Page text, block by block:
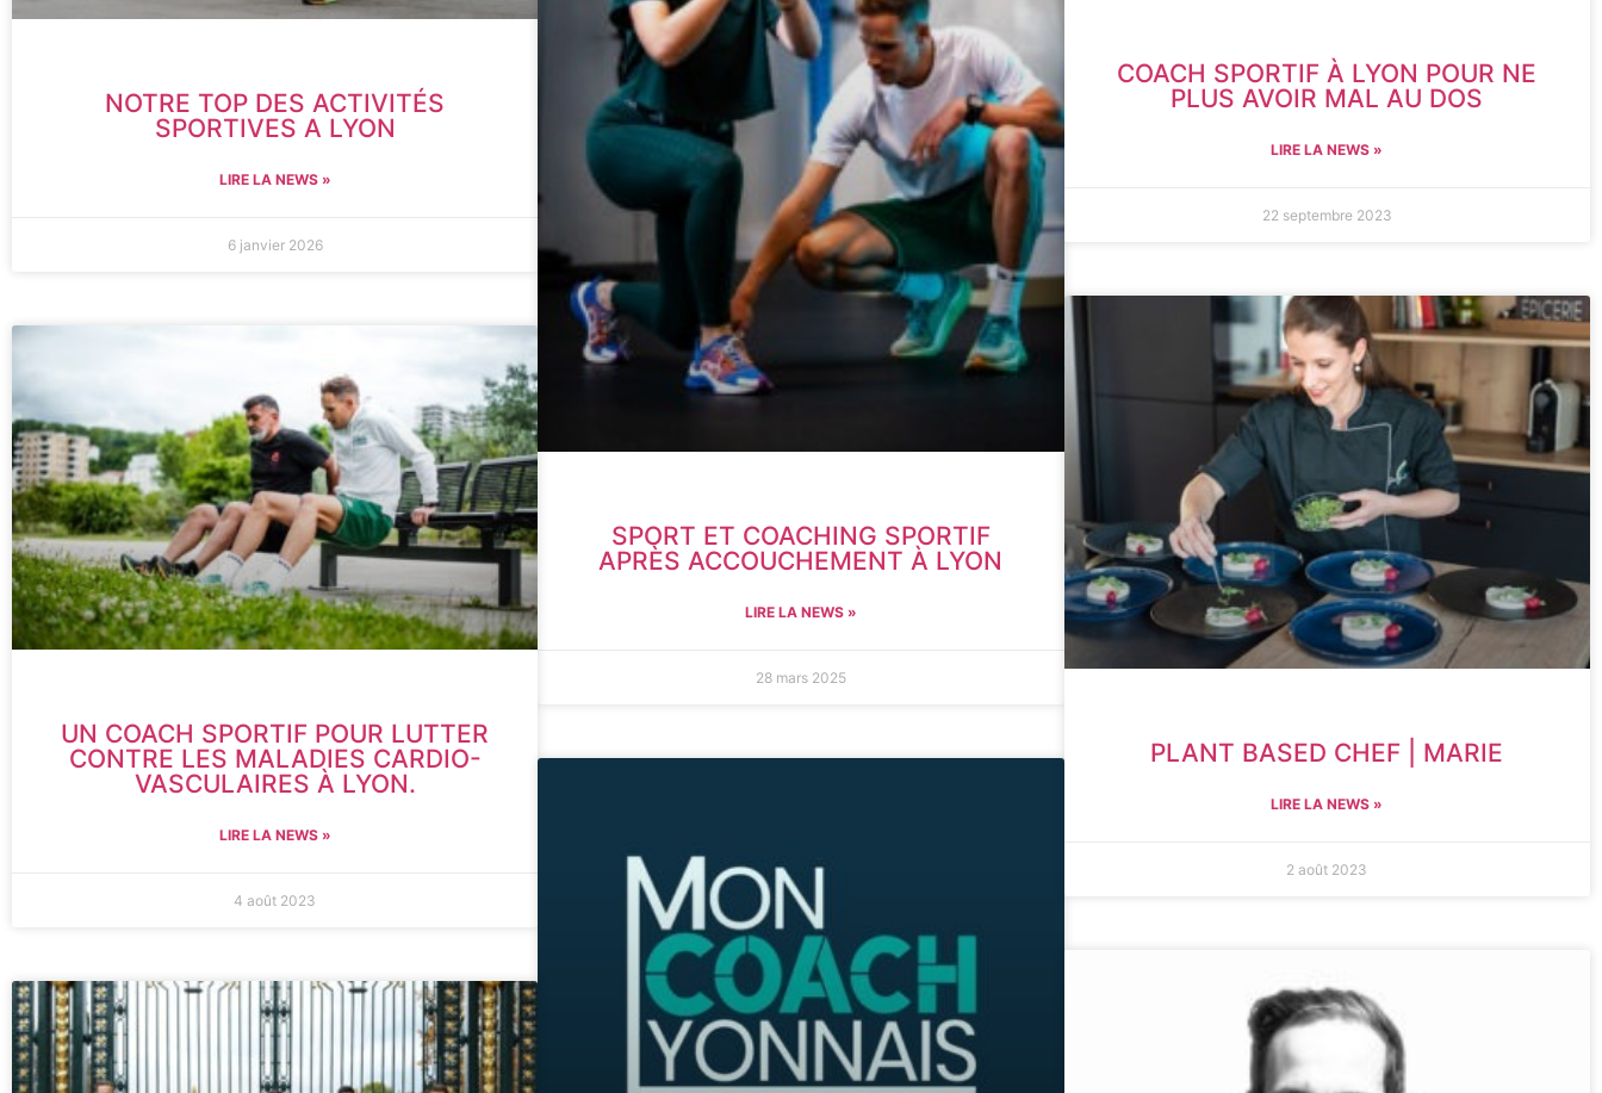
NOTRE TOP DES ACTIVITÉS
SPORTIVES A LYON
LIRE LA NEWS »
6 janvier 2026
SPORT ET COACHING SPORTIF
APRÈS ACCOUCHEMENT À LYON
LIRE LA NEWS »
28 mars 2025
COACH SPORTIF À LYON POUR NE
PLUS AVOIR MAL AU DOS
LIRE LA NEWS »
22 septembre 2023
UN COACH SPORTIF POUR LUTTER
CONTRE LES MALADIES CARDIO-
VASCULAIRES À LYON.
LIRE LA NEWS »
4 août 2023
PLANT BASED CHEF | MARIE
LIRE LA NEWS »
2 août 2023